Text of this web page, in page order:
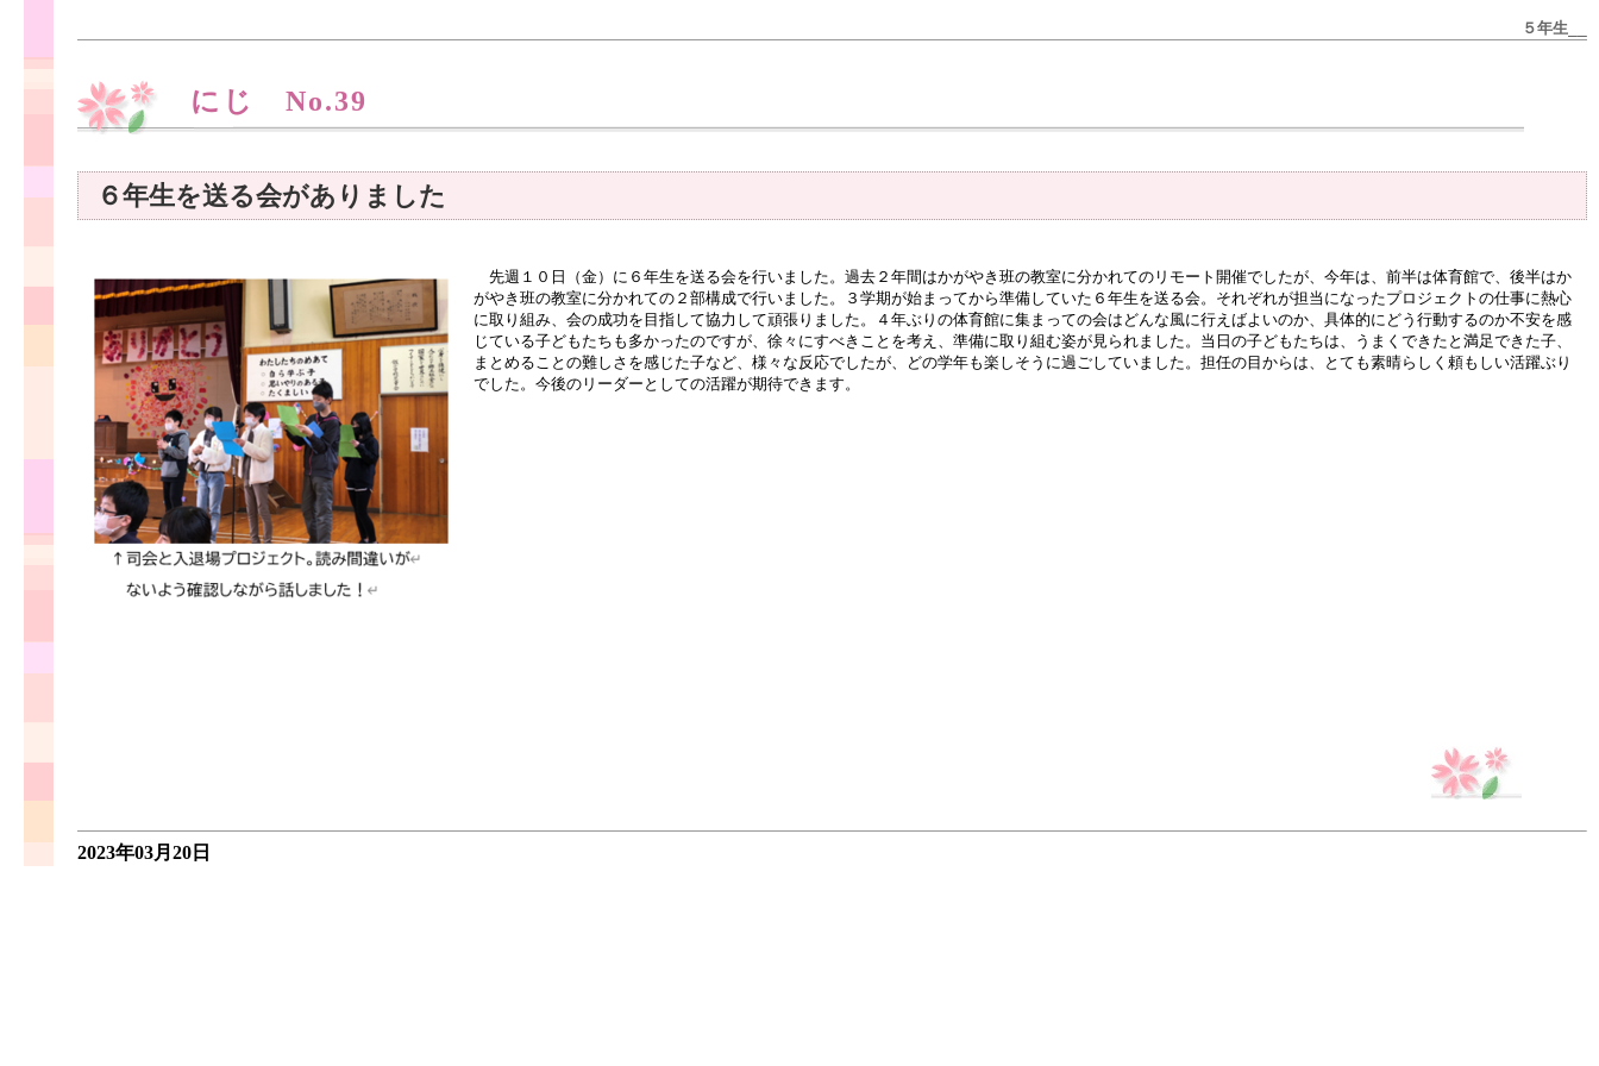
５年生__
にじ No.39
６年生を送る会がありました
先週１０日（金）に６年生を送る会を行いました。過去２年間はかがやき班の教室に分かれてのリモート開催でしたが、今年は、前半は体育館で、後半はか
がやき班の教室に分かれての２部構成で行いました。３学期が始まってから準備していた６年生を送る会。それぞれが担当になったプロジェクトの仕事に熱心
に取り組み、会の成功を目指して協力して頑張りました。４年ぶりの体育館に集まっての会はどんな風に行えばよいのか、具体的にどう行動するのか不安を感
じている子どもたちも多かったのですが、徐々にすべきことを考え、準備に取り組む姿が見られました。当日の子どもたちは、うまくできたと満足できた子、
まとめることの難しさを感じた子など、様々な反応でしたが、どの学年も楽しそうに過ごしていました。担任の目からは、とても素晴らしく頼もしい活躍ぶり
でした。今後のリーダーとしての活躍が期待できます。
2023年03月20日